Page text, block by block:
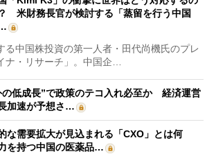
米財務長官が検討する「蒸留を行う中国
中国株投資の第一人者・田代尚機氏のプレ
ナ・リサーチ」。中国企…
の低成長”で政策のテコ入れ必至か 経済運営
加速が予想さ…
な需要拡大が見込まれる「CXO」とは何
を持つ中国の医薬品…